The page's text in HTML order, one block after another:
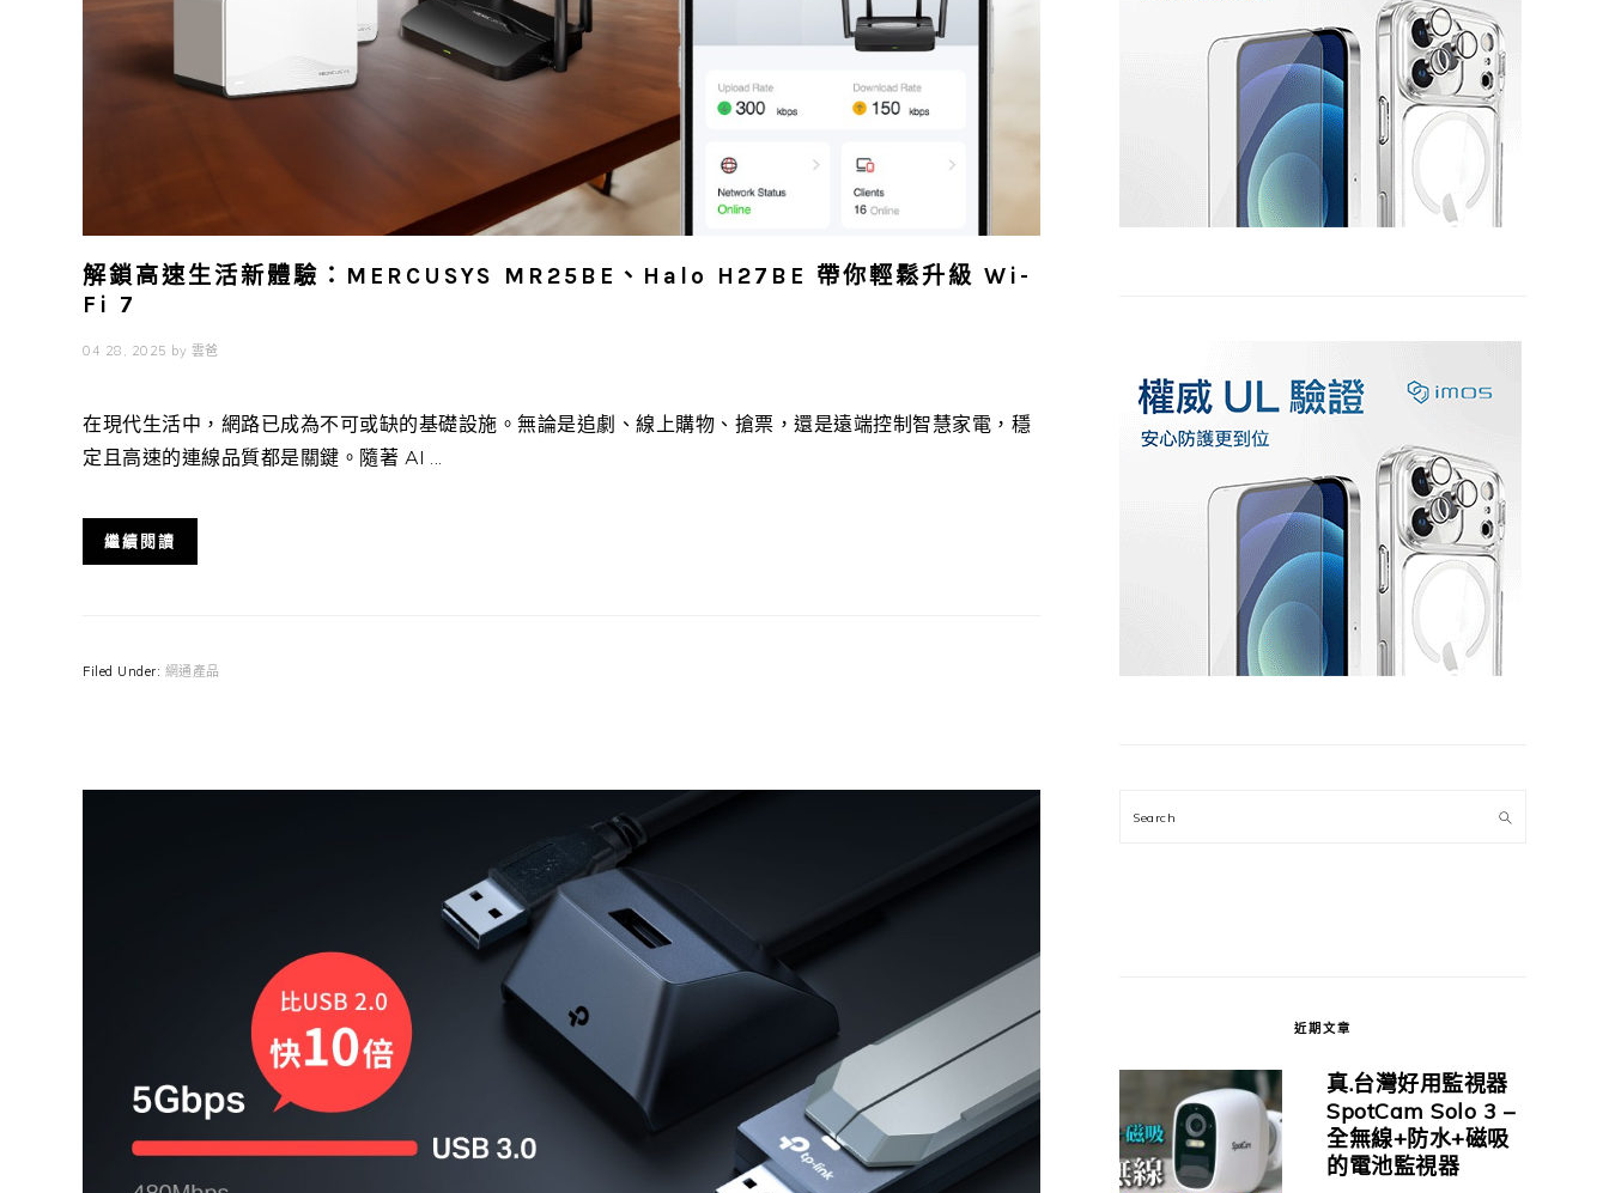
解鎖高速生活新體驗：MERCUSYS MR25BE、Halo H27BE 帶你輕鬆升級 Wi-
Fi 7
04 28, 2025 by 雲爸
在現代生活中，網路已成為不可或缺的基礎設施。無論是追劇、線上購物、搶票，還是遠端控制智慧家電，穩
定且高速的連線品質都是關鍵。隨著 AI ...
繼續閱讀
Filed Under: 網通產品
Search
近期文章
真.台灣好用監視器
SpotCam Solo 3 –
全無線+防水+磁吸
的電池監視器